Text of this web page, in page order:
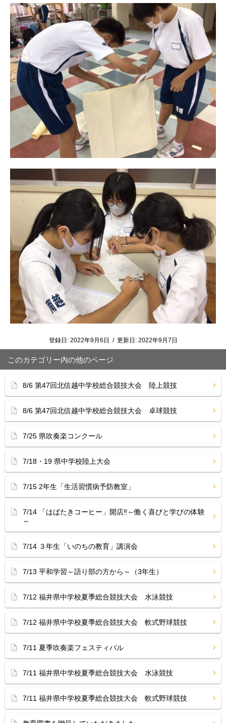
登録日: 2022年9月6日 / 更新日: 2022年9月7日
このカテゴリー内の他のページ
8/6 第47回北信越中学校総合競技大会 陸上競技
8/6 第47回北信越中学校総合競技大会 卓球競技
7/25 県吹奏楽コンクール
7/18・19 県中学校陸上大会
7/15 2年生「生活習慣病予防教室」
7/14 「はばたきコーヒー」開店‼︎～働く喜びと学びの体験
～
7/14 ３年生「いのちの教育」講演会
7/13 平和学習～語り部の方から～（3年生）
7/12 福井県中学校夏季総合競技大会 水泳競技
7/12 福井県中学校夏季総合競技大会 軟式野球競技
7/11 夏季吹奏楽フェスティバル
7/11 福井県中学校夏季総合競技大会 水泳競技
7/11 福井県中学校夏季総合競技大会 軟式野球競技